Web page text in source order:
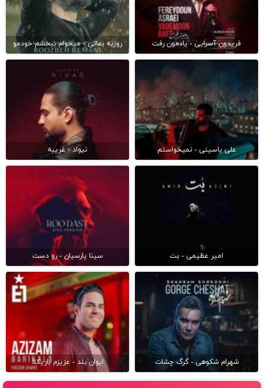
فریدون آسرایی - یادمون رفت روزبه بمانی - میخوام ببخشم خودمو
علی یاسینی - نمیخواستم نیواد - غریبه
امیر عظیمی - بت سینا پارسیان - رو دست
شهرام شکوهی - گرگ چشات ایوان بند - عزیزم باریکلا